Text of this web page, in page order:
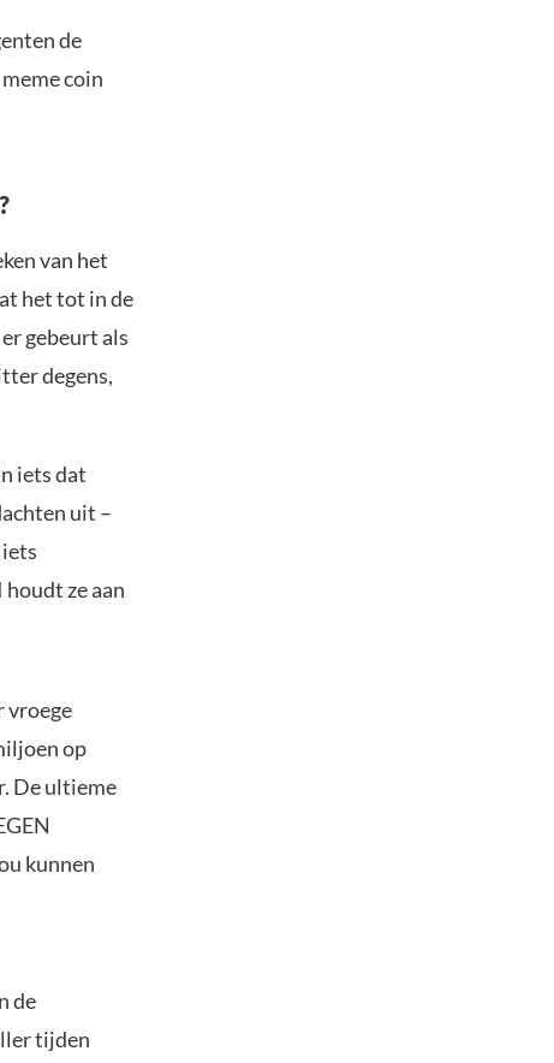
de
coin
van het
het tot in de
gebeurt als
degens,
iets dat
uit –
houdt ze aan
vroege
op
De ultieme
kunnen
de
tijden